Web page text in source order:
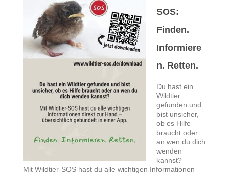
SOS:
Finden.
Informiere
n. Retten.
Du hast ein
Wildtier
gefunden und
bist unsicher,
ob es Hilfe
braucht oder
an wen du dich
wenden
kannst?
Mit Wildtier-SOS hast du alle wichtigen Informationen